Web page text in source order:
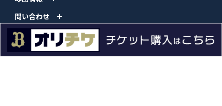
問い合わせ
サイトポリシー
プロパティ規定